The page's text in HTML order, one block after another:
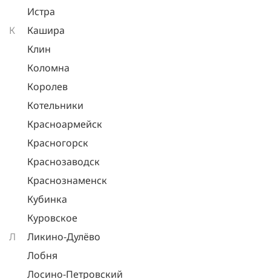
Истра
К
Кашира
Клин
Коломна
Королев
Котельники
Красноармейск
Красногорск
Краснозаводск
Краснознаменск
Кубинка
Куровское
Л
Ликино-Дулёво
Лобня
Лосино-Петровский